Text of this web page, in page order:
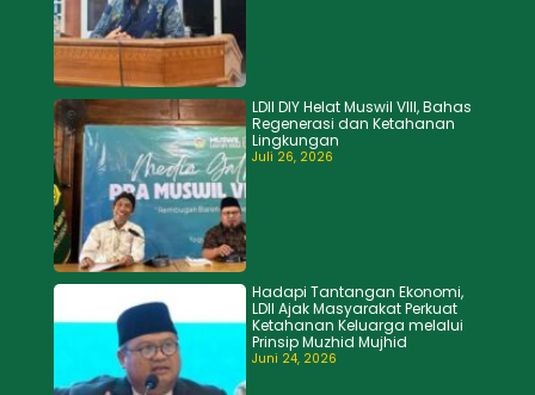
LDII DIY Helat Muswil VIII, Bahas
Regenerasi dan Ketahanan
Lingkungan
Juli 26, 2026
Hadapi Tantangan Ekonomi,
LDII Ajak Masyarakat Perkuat
Ketahanan Keluarga melalui
Prinsip Muzhid Mujhid
Juni 24, 2026